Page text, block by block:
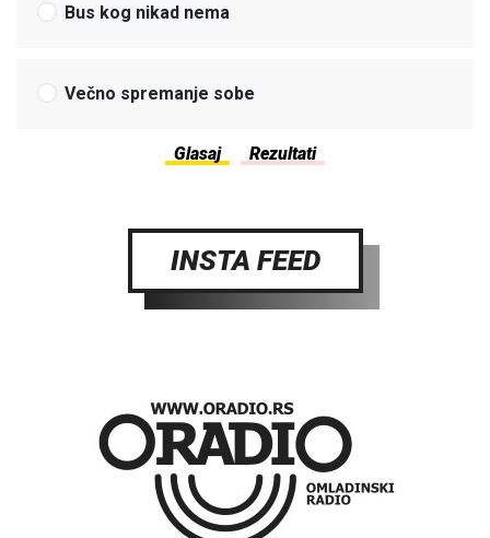
Bus kog nikad nema
Večno spremanje sobe
INSTA FEED